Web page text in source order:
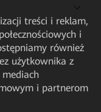
treści i reklam,
i
również
użytkownika z
i partnerom